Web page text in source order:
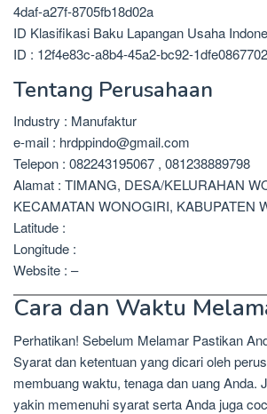
4daf-a27f-8705fb18d02a
ID Klasifikasi Baku Lapangan Usaha
ID : 12f4e83c-a8b4-45a2-bc92-
Tentang Perusahaan
Industry : Manufaktur
e-mail : hrdppindo@gmail.com
Telepon : 082243195067 , 081238889798
Alamat : TIMANG, DESA/KELURAHAN
KECAMATAN WONOGIRI, KABUPATEN
Latitude :
Longitude :
Website : –
Cara dan Waktu
Perhatikan! Sebelum Melamar Pastikan
Syarat dan ketentuan yang dicari oleh
membuang waktu, tenaga dan uang Anda.
yakin memenuhi syarat serta Anda juga